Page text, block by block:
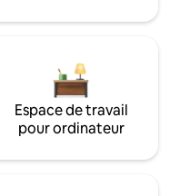
Espace de travail
pour ordinateur